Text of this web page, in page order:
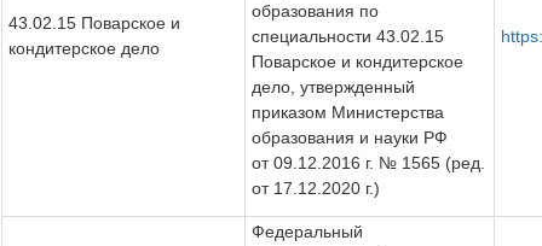
43.02.15 Поварское и
кондитерское дело
образования по
специальности 43.02.15
Поварское и кондитерское
дело, утвержденный
приказом Министерства
образования и науки РФ
от 09.12.2016 г. № 1565 (ред.
от 17.12.2020 г.)
Федеральный